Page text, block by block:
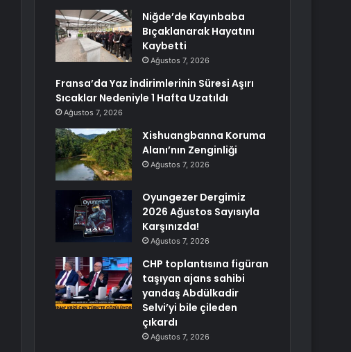
Niğde’de Kayınbaba
Bıçaklanarak Hayatını
Kaybetti
Ağustos 7, 2026
Fransa’da Yaz İndirimlerinin Süresi Aşırı
Sıcaklar Nedeniyle 1 Hafta Uzatıldı
Ağustos 7, 2026
Xishuangbanna Koruma
Alanı’nın Zenginliği
Ağustos 7, 2026
Oyungezer Dergimiz
2026 Ağustos Sayısıyla
Karşınızda!
Ağustos 7, 2026
CHP toplantısına figüran
taşıyan ajans sahibi
yandaş Abdülkadir
Selvi’yi bile çileden
çıkardı
Ağustos 7, 2026